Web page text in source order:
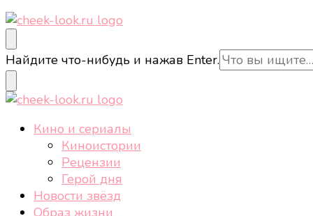
cheek-look.ru
Женский сайт о звездах и кино, а также трендах,
Ищите
что-
то?
Найдите что-нибудь и нажав Enter.
cheek-look.ru
Женский сайт о звездах и кино, а также трендах,
Кино и сериалы
Киноистории
Рецензии
Герой дня
Новости звёзд
Образ жизни